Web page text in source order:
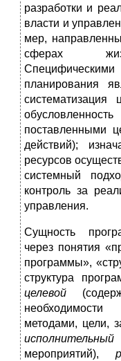
разработки и
власти и
мер,
сферах
планирования
поставленными
действий);
ресурсов
системный
контроль за
управления.
Сущность
через понятия
программы»,
структура
целевой
методами, цели,
исполнительный
мероприятий),